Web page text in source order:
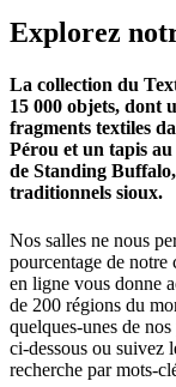
Explorez
La collection du
15 000 objets, dont
fragments textiles
Pérou et un tapis
de Standing
traditionnels sioux.
Nos salles ne nous
pourcentage de
en ligne vous donne
de 200 régions du
quelques-unes de
ci-dessous ou suivez
recherche par mots-